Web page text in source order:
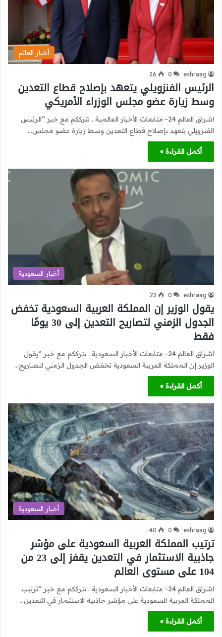
أخبار العالم
eshraag
0
26
الرئيس الفنزويلي يتعهد بإصلاح قطاع التعدين
وسط زيارة عضو مجلس الوزراء الأمريكي
اشراق العالم 24- متابعات الأخبار العالمية . نترككم مع خبر “الرئيس
الفنزويلي يتعهد بإصلاح قطاع التعدين وسط زيارة عضو مجلس…
أكمل القراءة »
أخبار السعودية
eshraag
0
22
يقول الوزير إن المملكة العربية السعودية تخفض
الجدول الزمني لتصاريح التعدين إلى 30 يومًا
فقط
اشراق العالم 24- متابعات الأخبار السعودية . نترككم مع خبر “يقول
الوزير إن المملكة العربية السعودية تخفض الجدول الزمني لتصاريح…
أكمل القراءة »
أخبار السعودية
eshraag
0
40
ترتيب المملكة العربية السعودية على مؤشر
جاذبية الاستثمار في التعدين يقفز إلى 23 من
104 على مستوى العالم
اشراق العالم 24- متابعات الأخبار السعودية . نترككم مع خبر “ترتيب
المملكة العربية السعودية على مؤشر جاذبية الاستثمار في التعدين…
أكمل القراءة »